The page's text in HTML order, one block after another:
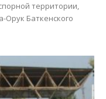
территории,
Орук Баткенского